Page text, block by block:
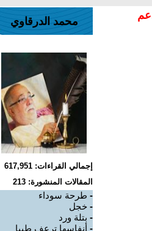
محمد الدرقاوي
إجمالي القراءات: 617,951
المقالات المنشورة: 213
- طرحة سوداء
- خجل
- بتلة ورد
- أنفاسها ترعف طيبا